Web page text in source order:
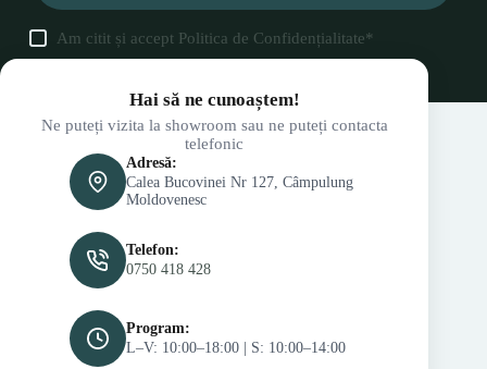
Am citit și accept Politica de Confidențialitate*
Hai să ne cunoaștem!
Ne puteți vizita la showroom sau ne puteți contacta
telefonic
Adresă:
Calea Bucovinei Nr 127, Câmpulung
Moldovenesc
Telefon:
0750 418 428
Program:
L–V: 10:00–18:00 | S: 10:00–14:00